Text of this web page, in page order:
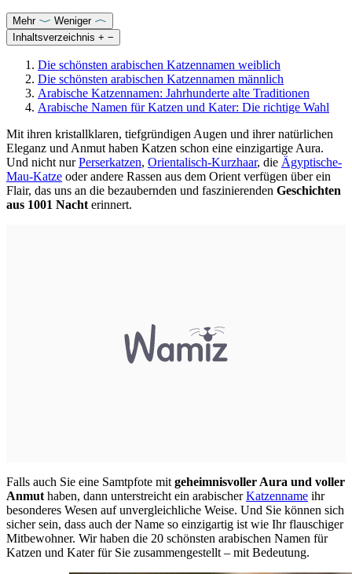
Mehr
Weniger
Inhaltsverzeichnis + −
Die schönsten arabischen Katzennamen weiblich
Die schönsten arabischen Katzennamen männlich
Arabische Katzennamen: Jahrhunderte alte Traditionen
Arabische Namen für Katzen und Kater: Die richtige Wahl
Mit ihren kristallklaren, tiefgründigen Augen und ihrer natürlichen
Eleganz und Anmut haben Katzen schon eine einzigartige Aura.
Und nicht nurPerserkatzen, Orientalisch-Kurzhaar, die Ägyptische-
Mau-Katze oder andere Rassen aus dem Orient verfügen über ein
Flair, das uns an die bezaubernden und faszinierenden Geschichten
aus 1001 Nacht erinnert.
Falls auch Sie eine Samtpfote mit geheimnisvoller Aura und voller
Anmut haben, dann unterstreicht ein arabischerKatzenname ihr
besonderes Wesen auf unvergleichliche Weise. Und Sie können sich
sicher sein, dass auch der Name so einzigartig ist wie Ihr flauschiger
Mitbewohner. Wir haben die 20 schönsten arabischen Namen für
Katzen und Kater für Sie zusammengestellt – mit Bedeutung.